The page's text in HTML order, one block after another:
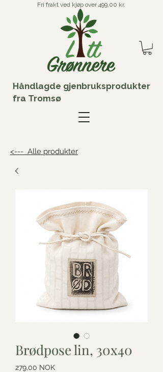
Fri frakt ved kjøp over 499,00 kr.
Håndlagde gjenbruksprodukter
fra Tromsø
<--- Alle produkter
Brødpose lin, 30x40
279,00 NOKPreis